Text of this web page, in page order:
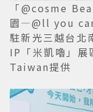
「@cosme
園—@ll you
駐新光三越台北
IP「米凱嚕」展
Taiwan提供